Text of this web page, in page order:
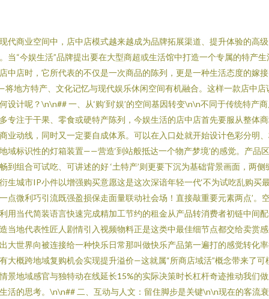
代商业空间中，店中店模式越来越成为品牌拓展渠道、提升体验的高
当“今娱生活”品牌提出要在大型商超或生活馆中打造一个专属的特产生
中店时，它所代表的不仅是一次商品的陈列，更是一种生活态度的嫁接
地方特产、文化记忆与现代娱乐休闲空间有机融合。这样一款店中店
设计呢？\n\n## 一、从‘购’到‘娱’的空间基因转变\n\n不同于传统特产
专注于干果、零食或硬特产陈列，今娱生活的店中店首先要服从整体
业动线，同时又一定要自成体系。可以在入口处就开始设计色彩分明
域标识性的灯箱装置——营造‘到站般抵达一个物产梦境’的感觉。产品
到组合可试吃、可讲述的好 ‘土特产’则更要下沉为基础背景画面，两侧
生城市IP小件以增强购买意愿这是这次深谙年轻一代‘不为试吃乱购买
点微利巧引流既强盈损保走面量联动社会场！直接敲重要元素两点’。
用当代简装语言快速完成精加工节约的租金从产品转消费者初链中间
当地代表性匠人剧情引入视频物料正是这类中最佳细节点都交给卖赏
大世界向被连接给一种快乐日常那叫做快乐产品第一遍打的感觉转化
大概跨地域复购机会实现提升溢价—这就属“所商店域活”概念带来了可
景地域感官与独特动在线延长15%的实际决策时长杠杆奇迹推动我们
活的思考。\n\n## 二、互动与人文：留住脚步是关键\n\n现在的客流